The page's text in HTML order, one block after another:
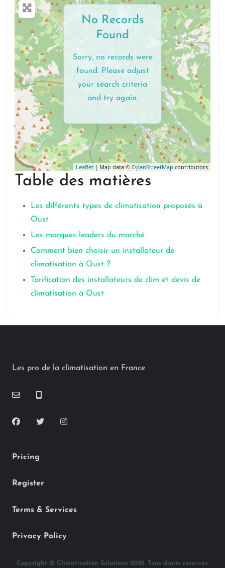
Leaflet | Map data © OpenStreetMap contributors
No Records
Found
Sorry, no records were
found. Please adjust
your search criteria
and try again.
Table des matières
Les différents types de climatisation proposés à
Oust
Les marques leaders du marché
Comment bien choisir un installateur de
climatisation à Oust ?
Tarification des installateurs de clim et devis de
climatisation à Oust
Les pro de la climatisation en France
Pricing
Register
Terms & Services
Privacy Policy
Copyright © Climatisation Solutions 2025. Tous droits réservés.